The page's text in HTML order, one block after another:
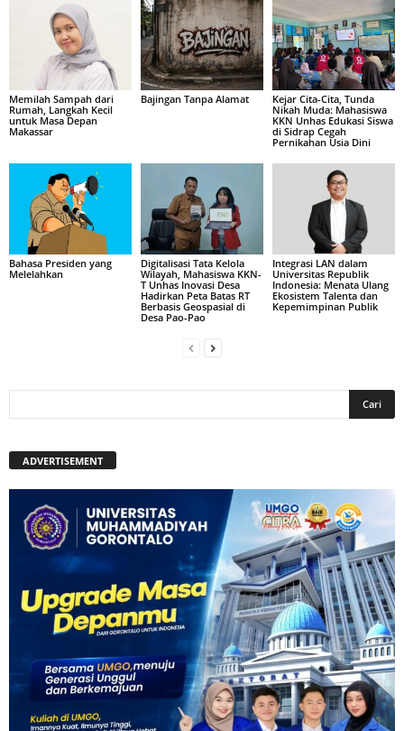
Memilah Sampah dari
Rumah, Langkah Kecil
untuk Masa Depan
Makassar
Bajingan Tanpa Alamat
Kejar Cita-Cita, Tunda
Nikah Muda: Mahasiswa
KKN Unhas Edukasi Siswa
di Sidrap Cegah
Pernikahan Usia Dini
Bahasa Presiden yang
Melelahkan
Digitalisasi Tata Kelola
Wilayah, Mahasiswa KKN-
T Unhas Inovasi Desa
Hadirkan Peta Batas RT
Berbasis Geospasial di
Desa Pao-Pao
Integrasi LAN dalam
Universitas Republik
Indonesia: Menata Ulang
Ekosistem Talenta dan
Kepemimpinan Publik
ADVERTISEMENT